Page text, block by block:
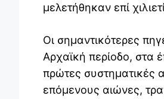
μελετήθηκαν επί
Οι σημαντικότερες
Αρχαϊκή περίοδο, στα
πρώτες συστηματικές
επόμενους αιώνες,